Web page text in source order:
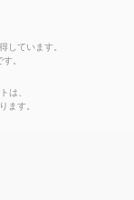
しています。
。
は、
ます。